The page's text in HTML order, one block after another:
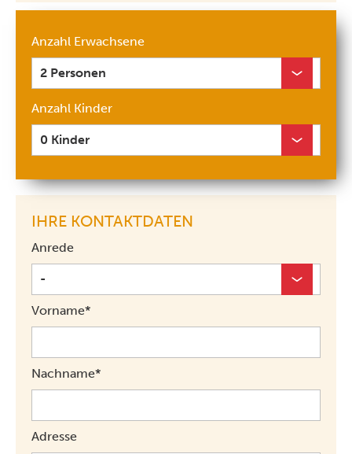
Anzahl Erwachsene
Anzahl Kinder
IHRE KONTAKTDATEN
Anrede
Vorname*
Nachname*
Adresse